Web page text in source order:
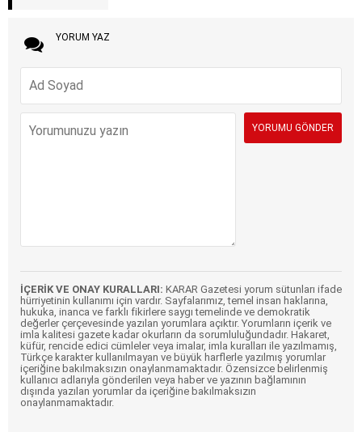
YORUM YAZ
İÇERİK VE ONAY KURALLARI: KARAR Gazetesi yorum sütunları ifade
hürriyetinin kullanımı için vardır. Sayfalarımız, temel insan haklarına,
hukuka, inanca ve farklı fikirlere saygı temelinde ve demokratik
değerler çerçevesinde yazılan yorumlara açıktır. Yorumların içerik ve
imla kalitesi gazete kadar okurların da sorumluluğundadır. Hakaret,
küfür, rencide edici cümleler veya imalar, imla kuralları ile yazılmamış,
Türkçe karakter kullanılmayan ve büyük harflerle yazılmış yorumlar
içeriğine bakılmaksızın onaylanmamaktadır. Özensizce belirlenmiş
kullanıcı adlarıyla gönderilen veya haber ve yazının bağlamının
dışında yazılan yorumlar da içeriğine bakılmaksızın
onaylanmamaktadır.